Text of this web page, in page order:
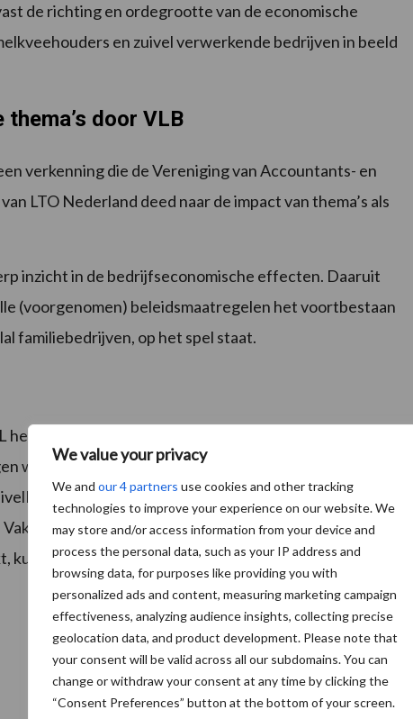
We value your privacy
We and our 4 partners use cookies and other tracking
technologies to improve your experience on our website. We
may store and/or access information from your device and
process the personal data, such as your IP address and
browsing data, for purposes like providing you with
personalized ads and content, measuring marketing campaign
effectiveness, analyzing audience insights, collecting precise
geolocation data, and product development. Please note that
your consent will be valid across all our subdomains. You can
change or withdraw your consent at any time by clicking the
“Consent Preferences” button at the bottom of your screen.
de richting en ordegrootte van de economische
en zuivel verwerkende bedrijven in beeld
door VLB
verkenning die de Vereniging van Accountants- en
LTO Nederland deed naar de impact van thema’s als
inzicht in de bedrijfseconomische effecten. Daaruit
(voorgenomen) beleidsmaatregelen het voortbestaan
familiebedrijven, op het spel staat.
overleg tussen belangenorganisaties van
waarbij met gezamenlijke initiatieven toegevoegde
Dutch Dairymen Board, LTO
Nederlandse Zuivel Organisatie en kandidaat-
kunnen de notitie en factsheet gebruiken voor hun